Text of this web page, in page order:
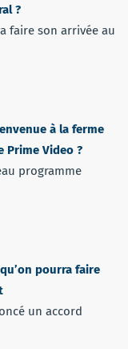
?
faire son arrivée au
à la ferme
Prime Video ?
programme
pourra faire
un accord